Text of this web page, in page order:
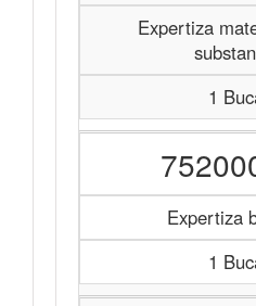
Expertiza
1
Expertiza
1